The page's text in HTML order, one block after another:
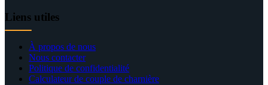
Liens utiles
À propos de nous
Nous contacter
Politique de confidentialité
Calculateur de couple de charnière